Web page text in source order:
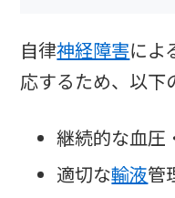
自律神経障害によ
応するため、以下
継続的な血圧
適切な輸液管